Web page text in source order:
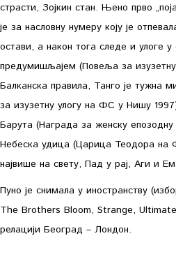
страсти, Зојкин стан. Њено прво
је за насловну нумеру коју је
остави, а након тога следе и улоге
предумишљајем (Повеља за
Балканска правила, Танго је тужна
за изузетну улогу на ФС у Нишу
Барута (Награда за женску
Небеска удица (Царица Теодора
највише на свету, Пад у рај, Аги и
Пуно је снимала у иностранству
The Brothers Bloom, Strange,
релацији Београд – Лондон.